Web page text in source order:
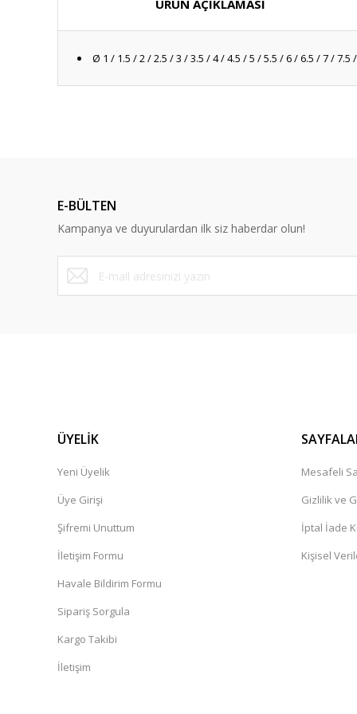
ÜRÜN AÇIKLAMASI
Ø 1 / 1.5 / 2 / 2.5 / 3 / 3.5 / 4 / 4.5 / 5 / 5.5 / 6 / 6.5 / 7 / 7.5
E-BÜLTEN
Kampanya ve duyurulardan ilk siz haberdar olun!
ÜYELİK
Yeni Üyelik
Üye Girişi
Şifremi Unuttum
İletişim Formu
Havale Bildirim Formu
Sipariş Sorgula
Kargo Takibi
İletişim
Mesafeli
Gizlilik ve
İptal İade
Kişisel